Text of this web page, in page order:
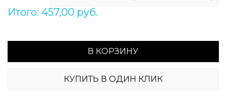
Итого: 457,00 руб.
В КОРЗИНУ
КУПИТЬ В ОДИН КЛИК